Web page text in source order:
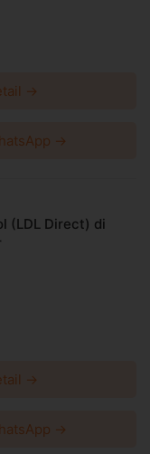
→
→
(LDL Direct) di
→
→